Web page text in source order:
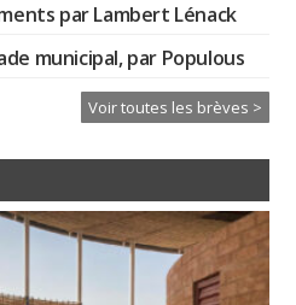
par Lambert Lénack
municipal, par Populous
Voir toutes les brèves >